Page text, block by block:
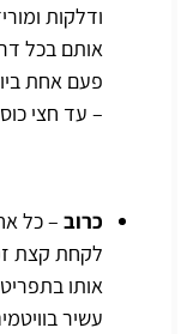
ודלקות
אותם בכל
פעם אחת
– עד חצי
כרוב– כל
לקחת קצת
אותו
עשיר